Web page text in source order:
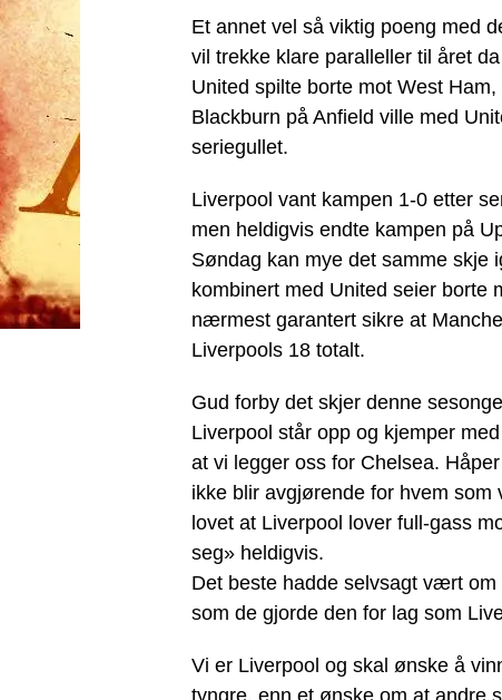
Et annet vel så viktig poeng med
vil trekke klare paralleller til året
United spilte borte mot West
Blackburn på Anfield ville med
seriegullet.
Liverpool vant kampen 1-0 etter
men heldigvis endte kampen på
Søndag kan mye det samme skje
kombinert med United seier borte
nærmest garantert sikre at
Liverpools 18 totalt.
Gud forby det skjer denne
Liverpool står opp og kjemper
at vi legger oss for Chelsea.
ikke blir avgjørende for hvem
lovet at Liverpool lover full-gass
seg» heldigvis.
Det beste hadde selvsagt vært
som de gjorde den for lag som
Vi er Liverpool og skal ønske å
tyngre, enn et ønske om at andre